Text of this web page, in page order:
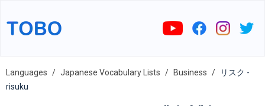
Languages Japanese Vocabulary Lists Business
リスク -
risuku